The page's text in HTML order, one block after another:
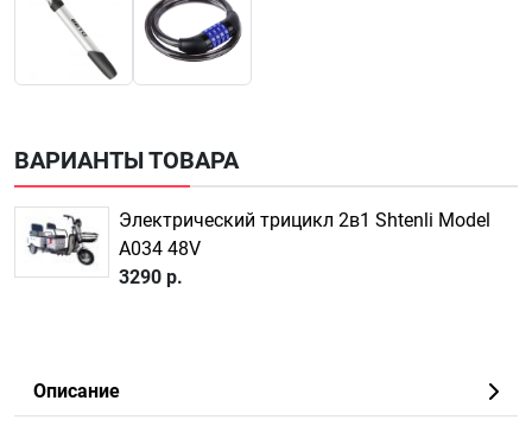
ВАРИАНТЫ ТОВАРА
Электрический трицикл 2в1 Shtenli Model
A034 48V
3290 р.
Описание